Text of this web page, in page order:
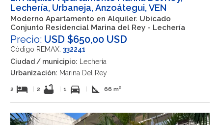
Lechería, Urbaneja, Anzoátegui, VEN
Moderno Apartamento en Alquiler. Ubicado
Conjunto Residencial Marina del Rey - Lechería
Precio: USD $650,00 USD
Código REMAX: 332241
Ciudad / municipio: Lechería
Urbanización: Marina Del Rey
2 hotel 2 bathtub 1 directions_car square_foot 66 m²